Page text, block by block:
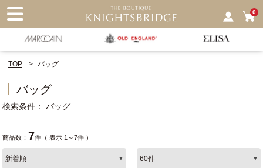
0
TOP バッグ
バッグ
検索条件 バッグ
商品数： 7件（ 表示 1～7件 ）